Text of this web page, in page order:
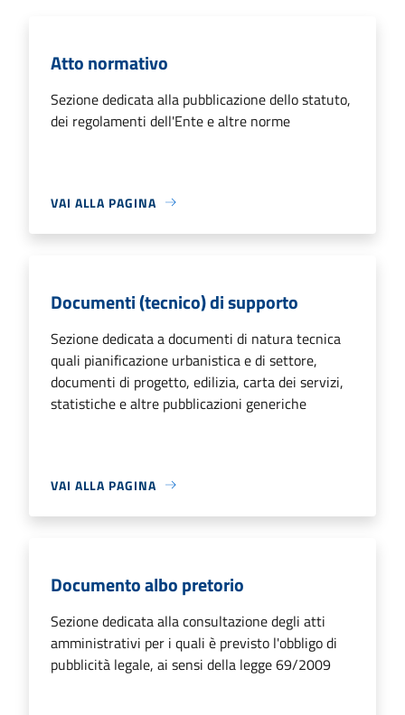
Atto normativo
Sezione dedicata alla pubblicazione dello statuto,
dei regolamenti dell'Ente e altre norme
VAI ALLA PAGINA
Documenti (tecnico) di supporto
Sezione dedicata a documenti di natura tecnica
quali pianificazione urbanistica e di settore,
documenti di progetto, edilizia, carta dei servizi,
statistiche e altre pubblicazioni generiche
VAI ALLA PAGINA
Documento albo pretorio
Sezione dedicata alla consultazione degli atti
amministrativi per i quali è previsto l'obbligo di
pubblicità legale, ai sensi della legge 69/2009